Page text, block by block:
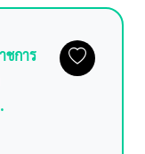
การ